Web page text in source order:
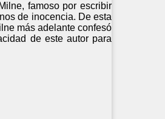
famoso por escribir
de inocencia. De esta
más adelante confesó
de este autor para